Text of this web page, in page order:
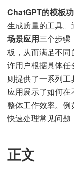
ChatGPT的模板
生成质量的工具。
场景应用三个步骤
板，从而满足不
许用户根据具体
则提供了一系列
应用展示了如何
整体工作效率。
快速处理常见问题
正文